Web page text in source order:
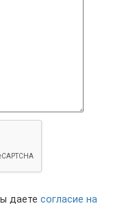
даете согласие на